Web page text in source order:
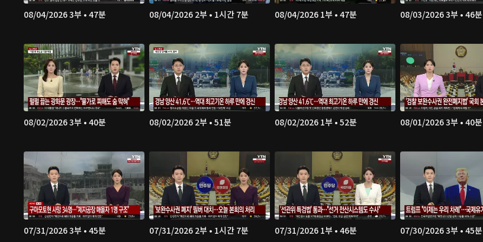
08/04/2026 3부 • 47분 08/04/2026 2부 • 1시간 7분 08/04/2026 1부 • 47분 08/03/2026 3부 • 46분
08/02/2026 3부 • 40분 08/02/2026 2부 • 51분 08/02/2026 1부 • 52분 08/01/2026 3부 • 40분
07/31/2026 3부 • 45분 07/31/2026 2부 • 1시간 7분 07/31/2026 1부 • 46분 07/30/2026 3부 • 45분